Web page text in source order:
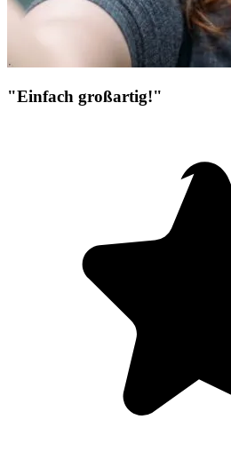
"Einfach großartig!"